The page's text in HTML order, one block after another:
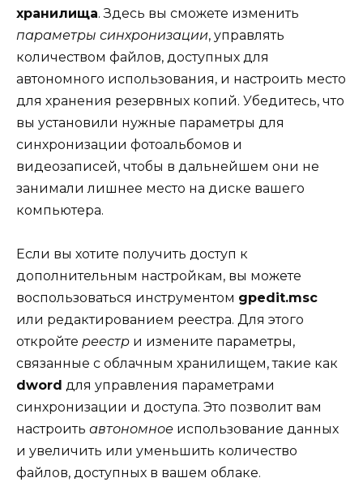
хранилища. Здесь вы сможете изменить
параметры синхронизации, управлять
количеством файлов, доступных для
автономного использования, и настроить место
для хранения резервных копий. Убедитесь, что
вы установили нужные параметры для
синхронизации фотоальбомов и
видеозаписей, чтобы в дальнейшем они не
занимали лишнее место на диске вашего
компьютера.
Если вы хотите получить доступ к
дополнительным настройкам, вы можете
воспользоваться инструментом gpedit.msc
или редактированием реестра. Для этого
откройте реестр и измените параметры,
связанные с облачным хранилищем, такие как
dword для управления параметрами
синхронизации и доступа. Это позволит вам
настроить автономное использование данных
и увеличить или уменьшить количество
файлов, доступных в вашем облаке.